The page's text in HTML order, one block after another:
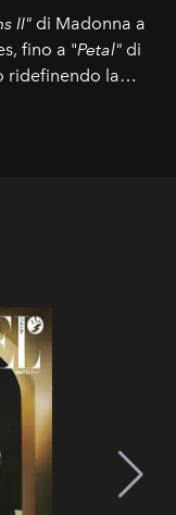
II" di Madonna a
fino a "Petal" di
ridefinendo la